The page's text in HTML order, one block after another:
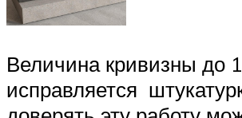
Величина кривизны до
исправляется